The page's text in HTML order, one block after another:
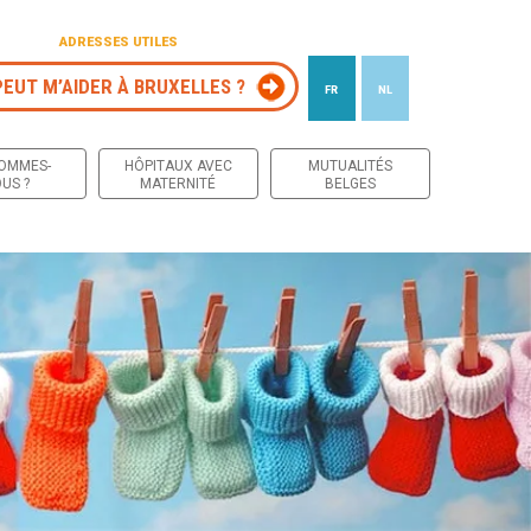
ADRESSES UTILES
M’AIDER À BRUXELLES ? FR NL
?
HÔPITAUX AVEC
MATERNITÉ
MUTUALITÉS
BELGES